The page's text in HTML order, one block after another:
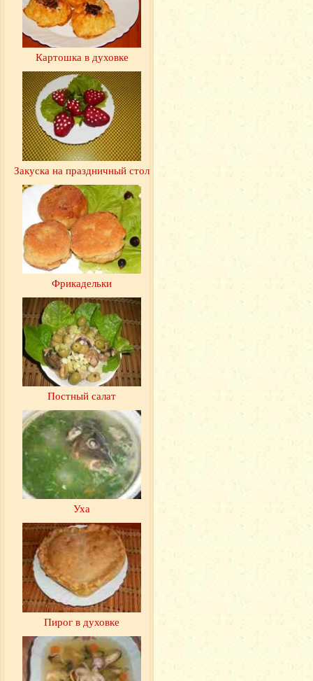
Картошка в духовке
Закуска на праздничный стол
Фрикадельки
Постный салат
Уха
Пирог в духовке